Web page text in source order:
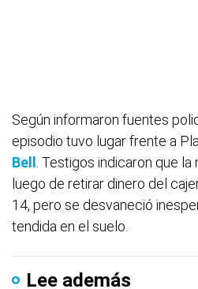
Según informaron fuentes
episodio tuvo lugar frente a
Bell
. Testigos indicaron que
luego de retirar dinero del
14, pero se desvaneció
tendida en el suelo.
Lee además